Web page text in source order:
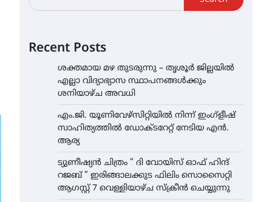
Recent Posts
ശക്തമായ മഴ തുടരുന്നു – തൃശൂർ ജില്ലയിൽ
എല്ലാ വിദ്യാഭ്യാസ സ്ഥാപനങ്ങൾക്കും
ശനിയാഴ്ച അവധി
എം.ജി. യൂണിവേഴ്‌സിറ്റിയിൽ നിന്ന് ഇംഗ്ളീഷ്
സാഹിത്യത്തിൽ ഡോക്ടറേറ്റ് നേടിയ എൻ.
ആര്യ
ട്യുണീഷ്യൻ ചിത്രം ” ദി വോയിസ് ഓഫ് ഹിന്ദ്
റജബ് ” ഇരിങ്ങാലക്കുട ഫിലിം സൊസൈറ്റി
ആഗസ്റ്റ് 7 വെള്ളിയാഴ്ച സ്‌ക്രീൻ ചെയ്യുന്നു